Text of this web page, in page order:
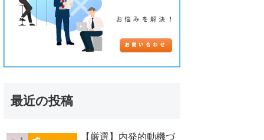
最近の投稿
【厳選】内発的動機づ